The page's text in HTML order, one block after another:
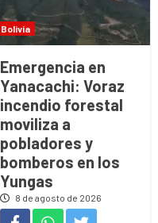
Bolivia
Emergencia en
Yanacachi: Voraz
incendio forestal
moviliza a
pobladores y
bomberos en los
Yungas
8 de agosto de 2026